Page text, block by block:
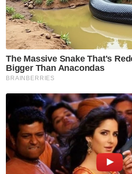
Kampung Betik," katanya.
Katanya, beliau